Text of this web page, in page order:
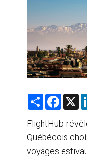
FORMATION &
S
r
e
F
e
b
o
k
X
FlightHub
Québécois
voyages